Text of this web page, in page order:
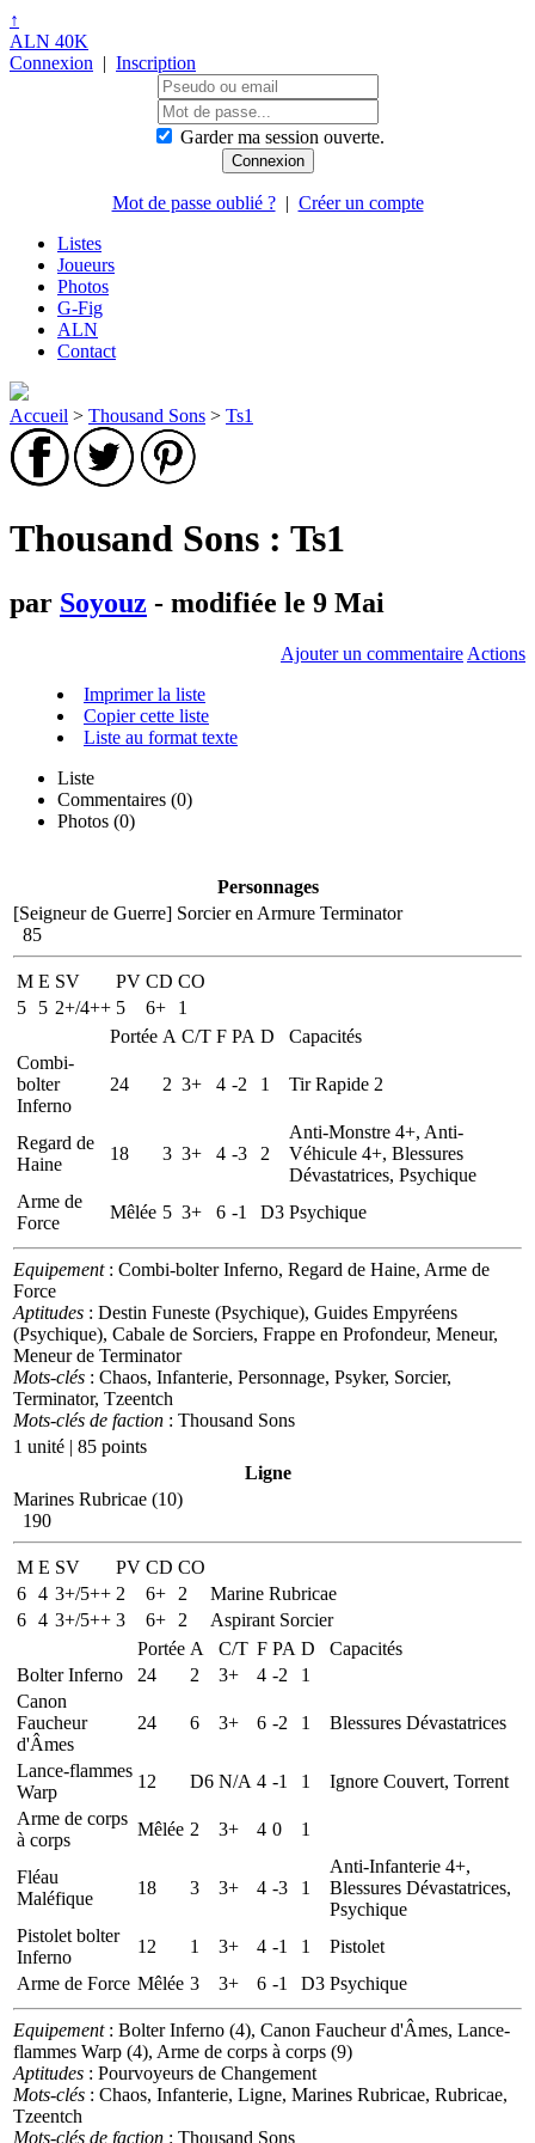
↑
ALN 40K
Connexion | Inscription
Garder ma session ouverte.
Mot de passe oublié ?| Créer un compte
Listes
Joueurs
Photos
G-Fig
ALN
Contact
Accueil > Thousand Sons > Ts1
Thousand Sons : Ts1
par Soyouz - modifiée le 9 Mai
Ajouter un commentaire Actions
Imprimer la liste
Copier cette liste
Liste au format texte
Liste
Commentaires (0)
Photos (0)
Personnages
[Seigneur de Guerre] Sorcier en Armure Terminator
85
M E SV PV CD CO
5
5 2+/4++ 5 6+
1
Portée A C/T F PA D
Capacités
Combi-
bolter
Inferno
24 2 3+ 4 -2 1 Tir Rapide 2
Regard de
Haine
18 3 3+ 4 -3 2
Anti-Monstre 4+, Anti-
Véhicule 4+, Blessures
Dévastatrices, Psychique
Arme de
Force
Mêlée 5 3+ 6 -1 D3 Psychique
Equipement: Combi-bolter Inferno, Regard de Haine, Arme de
Force
Aptitudes : Destin Funeste (Psychique), Guides Empyréens
(Psychique), Cabale de Sorciers, Frappe en Profondeur, Meneur,
Meneur de Terminator
Mots-clés : Chaos, Infanterie, Personnage, Psyker, Sorcier,
Terminator, Tzeentch
Mots-clés de faction : Thousand Sons
1 unité | 85 points
Ligne
Marines Rubricae (10)
190
M E SV PV CD CO
6 4 3+/5++ 2 6+ 2
Marine Rubricae
6 4 3+/5++ 3 6+ 2
Aspirant Sorcier
Portée A C/T F PA D
Capacités
Bolter Inferno
24 2 3+ 4 -2
1
Canon
Faucheur
d'Âmes
24 6 3+ 6 -2 1 Blessures Dévastatrices
Lance-flammes
Warp
12 D6 N/A 4 -1 1
Ignore Couvert, Torrent
Arme de corps
à corps
Mêlée 2 3+ 4 0 1
Fléau
Maléfique
18 3 3+ 4 -3 1
Anti-Infanterie 4+,
Blessures Dévastatrices,
Psychique
Pistolet bolter
Inferno
12 1 3+ 4 -1 1
Pistolet
Arme de Force Mêlée 3 3+ 6 -1 D3 Psychique
Equipement: Bolter Inferno (4), Canon Faucheur d'Âmes, Lance-
flammes Warp (4), Arme de corps à corps (9)
Aptitudes : Pourvoyeurs de Changement
Mots-clés : Chaos, Infanterie, Ligne, Marines Rubricae, Rubricae,
Tzeentch
Mots-clés de faction : Thousand Sons